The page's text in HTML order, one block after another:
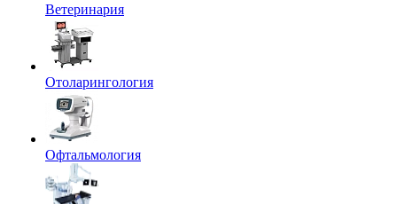
Ветеринария
Отоларингология
Офтальмология